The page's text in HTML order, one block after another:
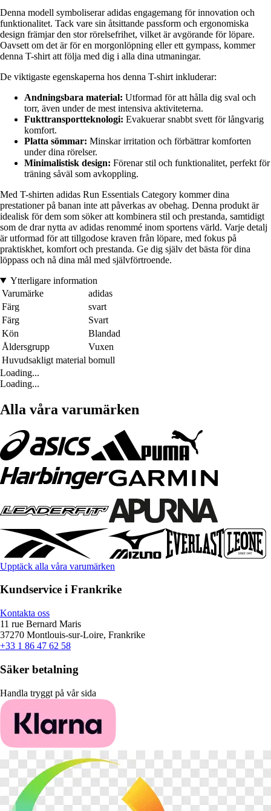
Denna modell symboliserar adidas engagemang för innovation och
funktionalitet. Tack vare sin åtsittande passform och ergonomiska
design främjar den stor rörelsefrihet, vilket är avgörande för löpare.
Oavsett om det är för en morgonlöpning eller ett gympass, kommer
denna T-shirt att följa med dig i alla dina utmaningar.
De viktigaste egenskaperna hos denna T-shirt inkluderar:
Andningsbara material: Utformad för att hålla dig sval och
torr, även under de mest intensiva aktiviteterna.
Fukttransportteknologi: Evakuerar snabbt svett för långvarig
komfort.
Platta sömmar: Minskar irritation och förbättrar komforten
under dina rörelser.
Minimalistisk design: Förenar stil och funktionalitet, perfekt för
träning såväl som avkoppling.
Med T-shirten adidas Run Essentials Category kommer dina
prestationer på banan inte att påverkas av obehag. Denna produkt är
idealisk för dem som söker att kombinera stil och prestanda, samtidigt
som de drar nytta av adidas renommé inom sportens värld. Varje detalj
är utformad för att tillgodose kraven från löpare, med fokus på
praktiskhet, komfort och prestanda. Ge dig själv det bästa för dina
löppass och nå dina mål med självförtroende.
Ytterligare information
Varumärke
adidas
Färg
svart
Färg
Svart
Kön
Blandad
Åldersgrupp
Vuxen
Huvudsakligt material bomull
Loading...
Loading...
Alla våra varumärken
Upptäck alla våra varumärken
Kundservice i Frankrike
Kontakta oss
11 rue Bernard Maris
37270 Montlouis-sur-Loire, Frankrike
+33 1 86 47 62 58
Säker betalning
Handla tryggt på vår sida